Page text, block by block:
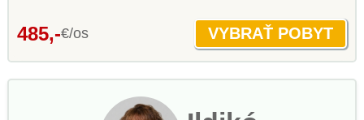
485,-€/os